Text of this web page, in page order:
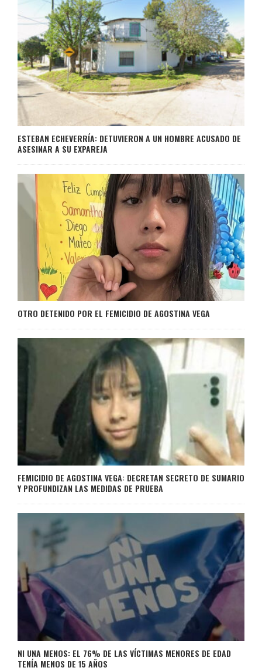
ESTEBAN ECHEVERRÍA: DETUVIERON A UN HOMBRE ACUSADO DE
ASESINAR A SU EXPAREJA
OTRO DETENIDO POR EL FEMICIDIO DE AGOSTINA VEGA
FEMICIDIO DE AGOSTINA VEGA: DECRETAN SECRETO DE SUMARIO
Y PROFUNDIZAN LAS MEDIDAS DE PRUEBA
NI UNA MENOS: EL 76% DE LAS VÍCTIMAS MENORES DE EDAD
TENÍA MENOS DE 15 AÑOS